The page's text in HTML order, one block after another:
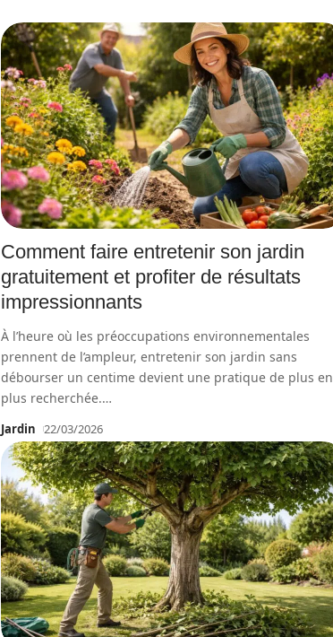
Comment faire entretenir son jardin
gratuitement et profiter de résultats
impressionnants
À l’heure où les préoccupations environnementales
prennent de l’ampleur, entretenir son jardin sans
débourser un centime devient une pratique de plus en
plus recherchée.…
Jardin 22/03/2026